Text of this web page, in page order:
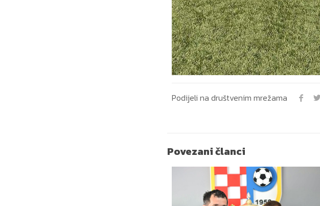
Podijeli na društvenim mrežama
Povezani članci